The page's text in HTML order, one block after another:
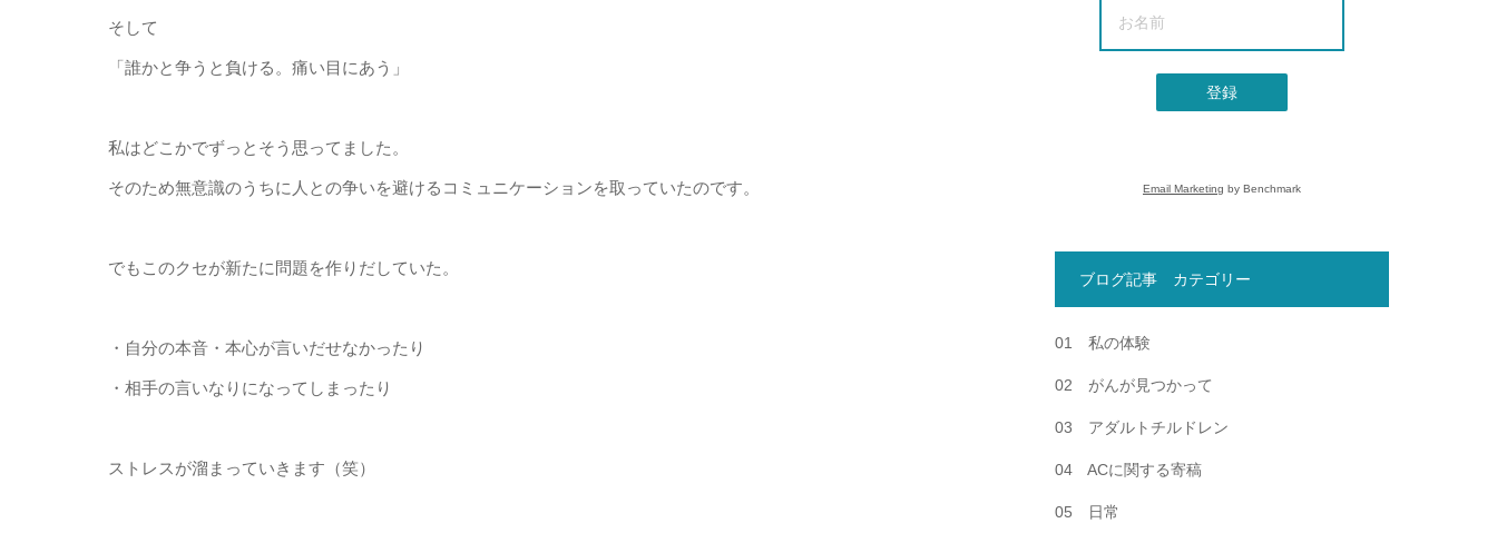
そして
「誰かと争うと負ける。痛い目にあう」
私はどこかでずっとそう思ってました。
そのため無意識のうちに人との争いを避けるコミュニケーションを取っていたのです。
でもこのクセが新たに問題を作りだしていた。
・自分の本音・本心が言いだせなかったり
・相手の言いなりになってしまったり
ストレスが溜まっていきます（笑）
登録
Email Marketing by Benchmark
ブログ記事 カテゴリー
01 私の体験
02 がんが見つかって
03 アダルトチルドレン
04 ACに関する寄稿
05 日常